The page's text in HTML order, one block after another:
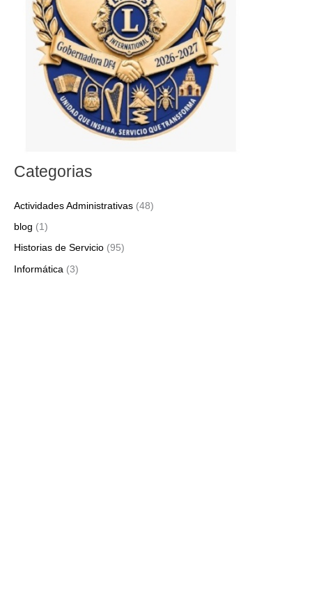
Categorias
Actividades Administrativas (48)
blog (1)
Historias de Servicio (95)
Informática (3)